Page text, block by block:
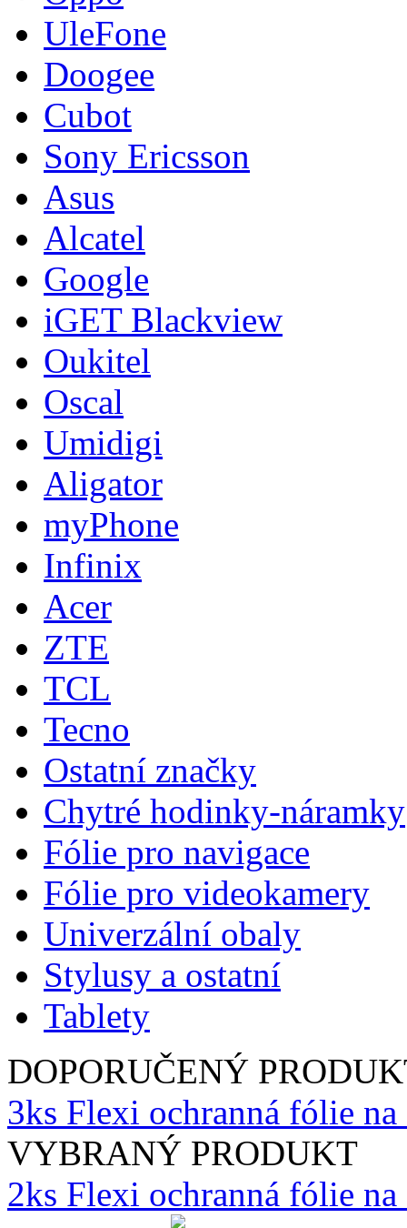
UleFone
Doogee
Cubot
Sony Ericsson
Asus
Alcatel
Google
iGET Blackview
Oukitel
Oscal
Umidigi
Aligator
myPhone
Infinix
Acer
ZTE
TCL
Tecno
Ostatní značky
Chytré hodinky-náramky
Fólie pro navigace
Fólie pro videokamery
Univerzální obaly
Stylusy a ostatní
Tablety
DOPORUČENÝ
3ks Flexi ochranná fólie
VYBRANÝ PRODUKT
2ks Flexi ochranná fólie